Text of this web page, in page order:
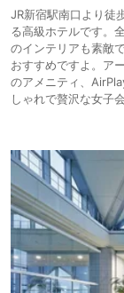
JR新宿駅南口より徒
る高級ホテルです。
のインテリアも素敵
おすすめですよ。ア
のアメニティ、
しゃれで贅沢な女子